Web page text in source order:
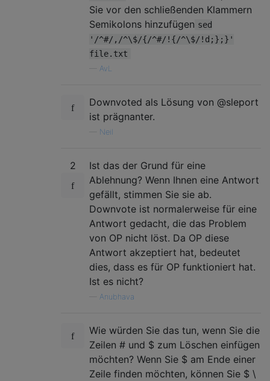
Sie vor den schließenden Klammern
Semikolons hinzufügen sed
'/^#/,/^\$/{/^#/!{/^\$/!d;};}'
file.txt
AvL
Downvoted als Lösung von @sleport
ist prägnanter.
Neil
2
Ist das der Grund für eine
Ablehnung? Wenn Ihnen eine Antwort
gefällt, stimmen Sie sie ab.
Downvote ist normalerweise für eine
Antwort gedacht, die das Problem
von OP nicht löst. Da OP diese
Antwort akzeptiert hat, bedeutet
dies, dass es für OP funktioniert hat.
Ist es nicht?
Anubhava
Wie würden Sie das tun, wenn Sie die
Zeilen # und $ zum Löschen einfügen
möchten? Wenn Sie $ am Ende einer
Zeile finden möchten, können Sie $ \